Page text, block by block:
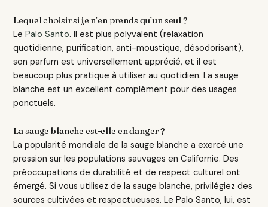
Lequel choisir si je n’en prends qu’un seul ?
LePalo Santo. Il est plus polyvalent (relaxation
quotidienne, purification, anti-moustique, désodorisant),
son parfum est universellement apprécié, et il est
beaucoup plus pratique à utiliser au quotidien. La sauge
blanche est un excellent complément pour des usages
ponctuels.
La sauge blanche est-elle en danger ?
La popularité mondiale de la sauge blanche a exercé une
pression sur les populations sauvages en Californie. Des
préoccupations de durabilité et de respect culturel ont
émergé. Si vous utilisez de la sauge blanche, privilégiez des
sources cultivées et respectueuses. Le Palo Santo, lui, est